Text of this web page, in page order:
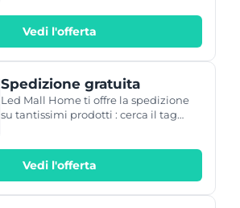
Vedi l'offerta
Spedizione gratuita
Led Mall Home ti offre la spedizione
su tantissimi prodotti : cerca il tag
spedizione offerte su quell'articolo !
Vedi l'offerta